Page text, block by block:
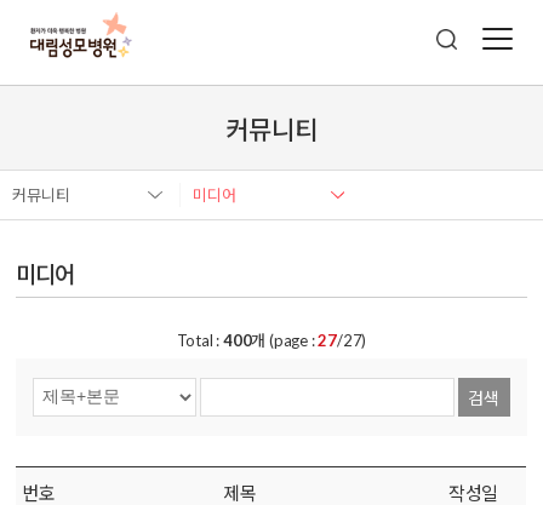
커뮤니티
커뮤니티 미디어
미디어
Total :400개 (page :27/27)
검색
번호 제목 작성일